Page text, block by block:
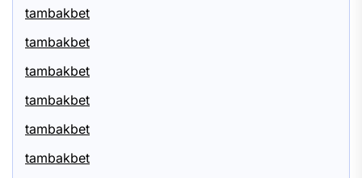
tambakbet
tambakbet
tambakbet
tambakbet
tambakbet
tambakbet